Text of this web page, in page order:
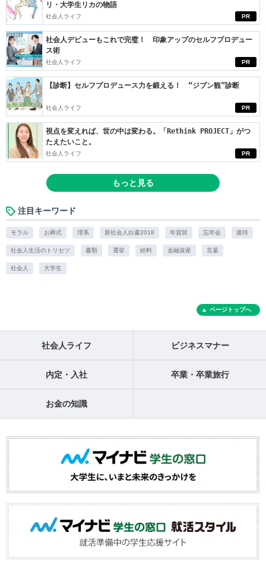
PR
リ・大学生リカの物語
社会人ライフ
PR
社会人デビューもこれで完璧！ 印象アップのセルフプロデュー
ス術
社会人ライフ
PR
【診断】セルフプロデュース力を鍛える！ “ジブン観”診断
社会人ライフ
PR
視点を変えれば、世の中は変わる。「Rethink PROJECT」がつ
たえたいこと。
社会人ライフ
もっと見る
注目キーワード
モラル お葬式 理系 新社会人白書2018 年賀状 忘年会 接待
社会人生活のトリセツ 書類 選挙 給料 金融資産 言葉
社会人 大学生
ページトップへ
社会人ライフ ビジネスマナー
内定・入社 卒業・卒業旅行
お金の知識